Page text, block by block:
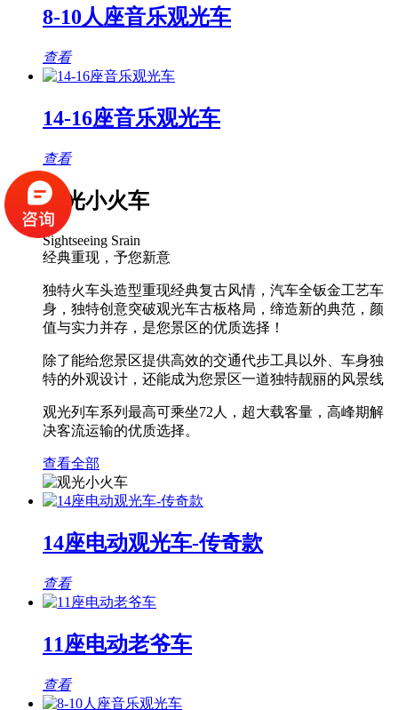
8-10人座音乐观光车
查看
14-16座音乐观光车
查看
观光小火车
Sightseeing Srain
经典重现，予您新意
独特火车头造型重现经典复古风情，汽车全钣金工艺车
身，独特创意突破观光车古板格局，缔造新的典范，颜
值与实力并存，是您景区的优质选择！
除了能给您景区提供高效的交通代步工具以外、车身独
特的外观设计，还能成为您景区一道独特靓丽的风景线
观光列车系列最高可乘坐72人，超大载客量，高峰期解
决客流运输的优质选择。
查看全部
14座电动观光车-传奇款
查看
11座电动老爷车
查看